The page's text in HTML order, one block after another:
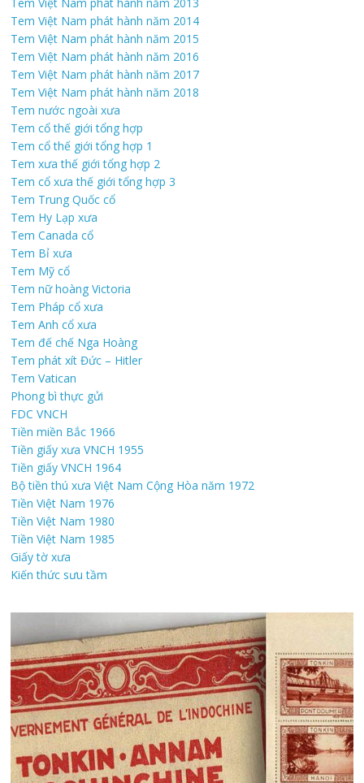
Tem Việt Nam phát hành năm 2014
Tem Việt Nam phát hành năm 2015
Tem Việt Nam phát hành năm 2016
Tem Việt Nam phát hành năm 2017
Tem Việt Nam phát hành năm 2018
Tem nước ngoài xưa
Tem cổ thế giới tổng hợp
Tem cổ thế giới tổng hợp 1
Tem xưa thế giới tổng hợp 2
Tem cổ xưa thế giới tổng hợp 3
Tem Trung Quốc cổ
Tem Hy Lạp xưa
Tem Canada cổ
Tem Bỉ xưa
Tem Mỹ cổ
Tem nữ hoàng Victoria
Tem Pháp cổ xưa
Tem Anh cổ xưa
Tem đế chế Nga Hoàng
Tem phát xít Đức – Hitler
Tem Vatican
Phong bì thực gửi
FDC VNCH
Tiền miền Bắc 1966
Tiền giấy xưa VNCH 1955
Tiền giấy VNCH 1964
Bộ tiền thú xưa Việt Nam Cộng Hòa năm 1972
Tiền Việt Nam 1976
Tiền Việt Nam 1980
Tiền Việt Nam 1985
Giấy tờ xưa
Kiến thức sưu tầm